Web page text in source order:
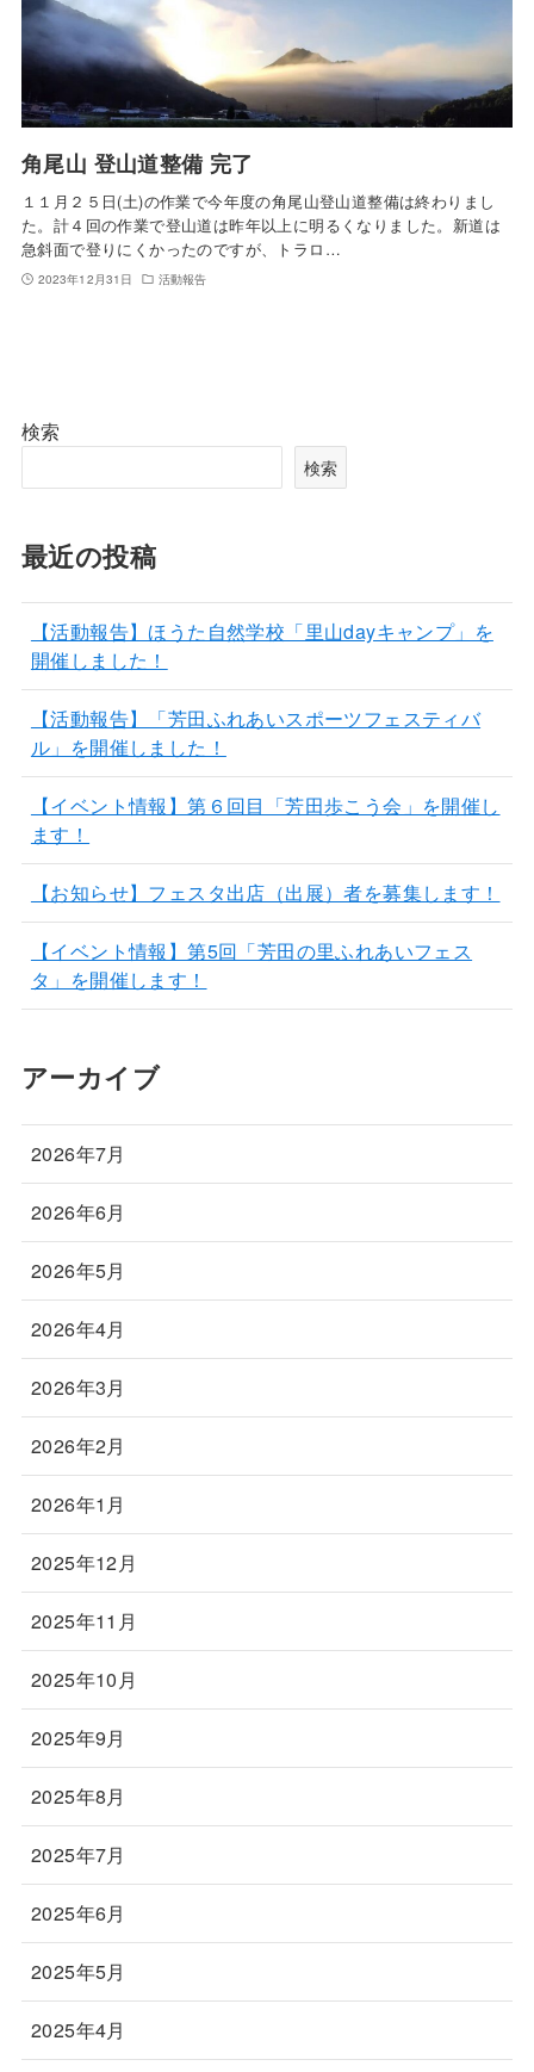
角尾山 登山道整備 完了
１１月２５日(土)の作業で今年度の角尾山登山道整備は終わりまし
た。計４回の作業で登山道は昨年以上に明るくなりました。新道は
急斜面で登りにくかったのですが、トラロ…
2023年12月31日 活動報告
検索
検索
最近の投稿
【活動報告】ほうた自然学校「里山dayキャンプ」を
開催しました！
【活動報告】「芳田ふれあいスポーツフェスティバ
ル」を開催しました！
【イベント情報】第６回目「芳田歩こう会」を開催し
ます！
【お知らせ】フェスタ出店（出展）者を募集します！
【イベント情報】第5回「芳田の里ふれあいフェス
タ」を開催します！
アーカイブ
2026年7月
2026年6月
2026年5月
2026年4月
2026年3月
2026年2月
2026年1月
2025年12月
2025年11月
2025年10月
2025年9月
2025年8月
2025年7月
2025年6月
2025年5月
2025年4月